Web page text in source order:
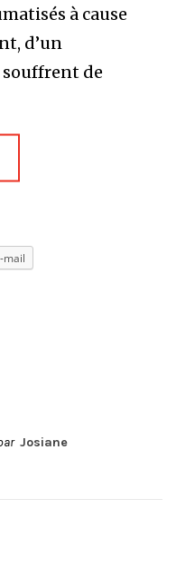
à cause
d’un
de
mail
Josiane